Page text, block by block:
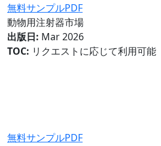
無料サンプルPDF
動物用注射器市場
出版日: Mar 2026
TOC: リクエストに応じて利用可能
無料サンプルPDF